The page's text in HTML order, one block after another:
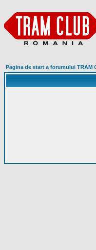
Pagina de start a forumului TRAM